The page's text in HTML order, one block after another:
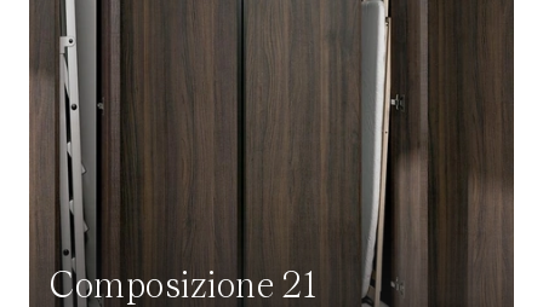
Composizione 21